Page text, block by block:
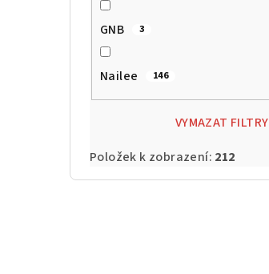
GNB 3
Nailee 146
VYMAZAT FILTRY
Položek k zobrazení: 212